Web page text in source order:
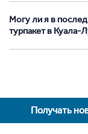
Могу ли я в
турпакет в Куала-
Получать